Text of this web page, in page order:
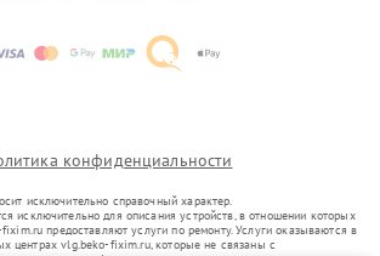
конфиденциальности
исключительно справочный характер.
исключительно для описания устройств, в отношении которых
предоставляют услуги по ремонту. Услуги оказываются в
центрах vlg.beko-fixim.ru, которые не связаны с